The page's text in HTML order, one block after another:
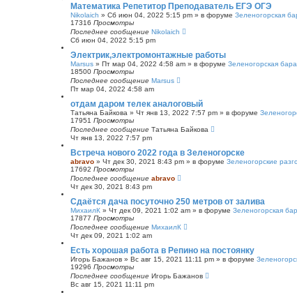
Математика Репетитор Преподаватель ЕГЭ ОГЭ
Nikolaich » Сб июн 04, 2022 5:15 pm » в форуме Зеленогорская
17316 Просмотры
Последнее сообщение Nikolaich
Сб июн 04, 2022 5:15 pm
Электрик,электромонтажные работы
Marsus » Пт мар 04, 2022 4:58 am » в форуме Зеленогорская
18500 Просмотры
Последнее сообщение Marsus
Пт мар 04, 2022 4:58 am
отдам даром телек аналоговый
Татьяна Байкова » Чт янв 13, 2022 7:57 pm » в форуме
17951 Просмотры
Последнее сообщение Татьяна Байкова
Чт янв 13, 2022 7:57 pm
Встреча нового 2022 года в Зеленогорске
abravo » Чт дек 30, 2021 8:43 pm » в форуме Зеленогорские
17692 Просмотры
Последнее сообщение abravo
Чт дек 30, 2021 8:43 pm
Сдаётся дача посуточно 250 метров от залива
МихаилК » Чт дек 09, 2021 1:02 am » в форуме Зеленогорская
17877 Просмотры
Последнее сообщение МихаилК
Чт дек 09, 2021 1:02 am
Есть хорошая работа в Репино на постоянку
Игорь Бажанов » Вс авг 15, 2021 11:11 pm » в форуме
19296 Просмотры
Последнее сообщение Игорь Бажанов
Вс авг 15, 2021 11:11 pm